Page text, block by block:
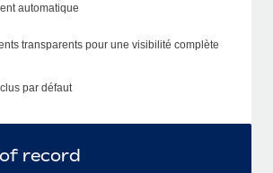
automatique
transparents pour une visibilité complète
par défaut
record